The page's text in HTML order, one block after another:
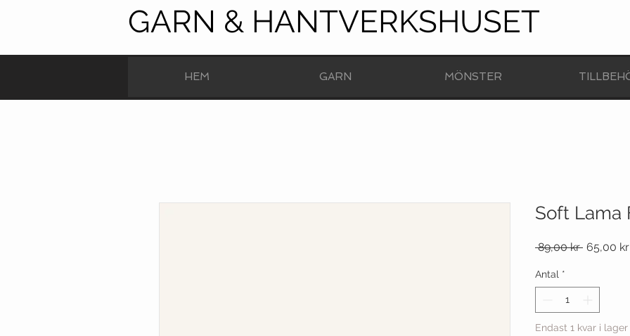
GARN & HANTVERKSHUSET
HEM GARN MÖNSTER
Soft Lama
89,00 kr Ordinarie
65,00 kr
Antal *
Endast 1 kvar i lager